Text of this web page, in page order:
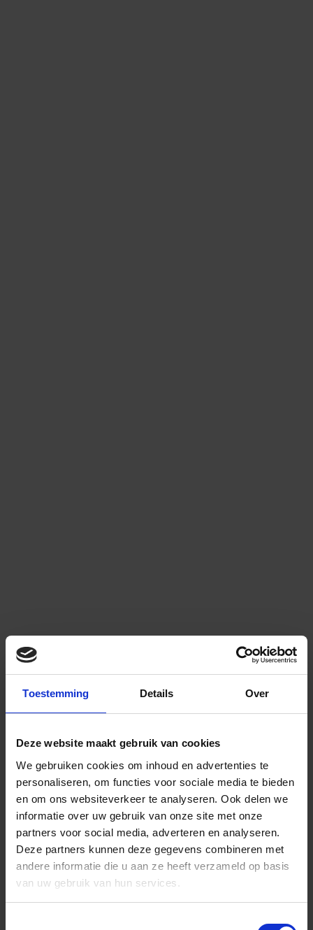
Toestemming Details Over
Deze website maakt gebruik van cookies
We gebruiken cookies om inhoud en advertenties te
personaliseren, om functies voor sociale media te bieden
en om ons websiteverkeer te analyseren. Ook delen we
informatie over uw gebruik van onze site met onze
partners voor social media, adverteren en analyseren.
Deze partners kunnen deze gegevens combineren met
andere informatie die u aan ze heeft verzameld op basis
van uw gebruik van hun services.